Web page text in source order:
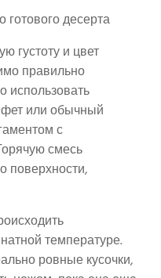
десерта
густоту и цвет
правильно
использовать
или обычный
с
смесь
поверхности,
температуре.
ровные кусочки,